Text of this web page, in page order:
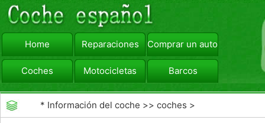
Home Reparaciones Comprar un automóvil
Coches Motocicletas Barcos
viajar Camiones
* Información del coche >>coches >